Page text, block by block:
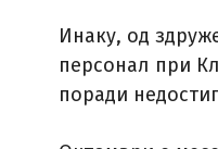
Инаку, од
персонал при
поради